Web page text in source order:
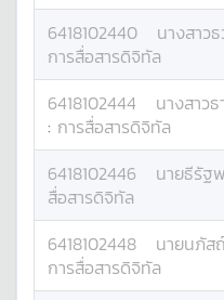
6418102440 นางสาว
การสื่อสารดิจิทัล
6418102444 นางสาว
: การสื่อสารดิจิทัล
6418102446 นายธีรัฐ
สื่อสารดิจิทัล
6418102448 นายนภัส
การสื่อสารดิจิทัล